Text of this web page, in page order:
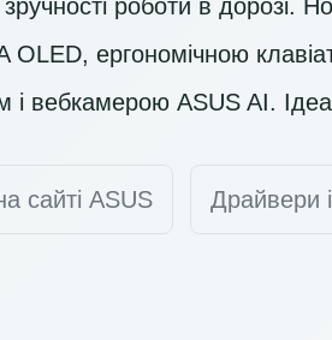
роботи в
OLED, ергономічною
і вебкамерою ASUS AI.
сайті ASUS Драйвери